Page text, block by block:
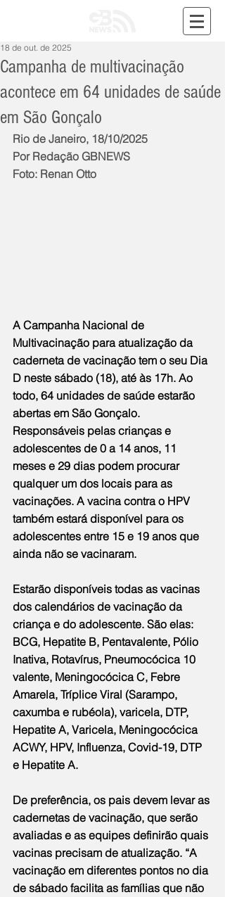
Campanha de multivacinação
acontece em 64 unidades de saúde
em São Gonçalo
18 de out. de 2025
Rio de Janeiro, 18/10/2025
Por Redação GBNEWS
Foto: Renan Otto
A Campanha Nacional de
Multivacinação para atualização da
caderneta de vacinação tem o seu Dia
D neste sábado (18), até às 17h. Ao
todo, 64 unidades de saúde estarão
abertas em São Gonçalo.
Responsáveis pelas crianças e
adolescentes de 0 a 14 anos, 11
meses e 29 dias podem procurar
qualquer um dos locais para as
vacinações. A vacina contra o HPV
também estará disponível para os
adolescentes entre 15 e 19 anos que
ainda não se vacinaram.
Estarão disponíveis todas as vacinas
dos calendários de vacinação da
criança e do adolescente. São elas:
BCG, Hepatite B, Pentavalente, Pólio
Inativa, Rotavírus, Pneumocócica 10
valente, Meningocócica C, Febre
Amarela, Tríplice Viral (Sarampo,
caxumba e rubéola), varicela, DTP,
Hepatite A, Varicela, Meningocócica
ACWY, HPV, Influenza, Covid-19, DTP
e Hepatite A.
De preferência, os pais devem levar as
cadernetas de vacinação, que serão
avaliadas e as equipes definirão quais
vacinas precisam de atualização. “A
vacinação em diferentes pontos no dia
de sábado facilita as famílias que não